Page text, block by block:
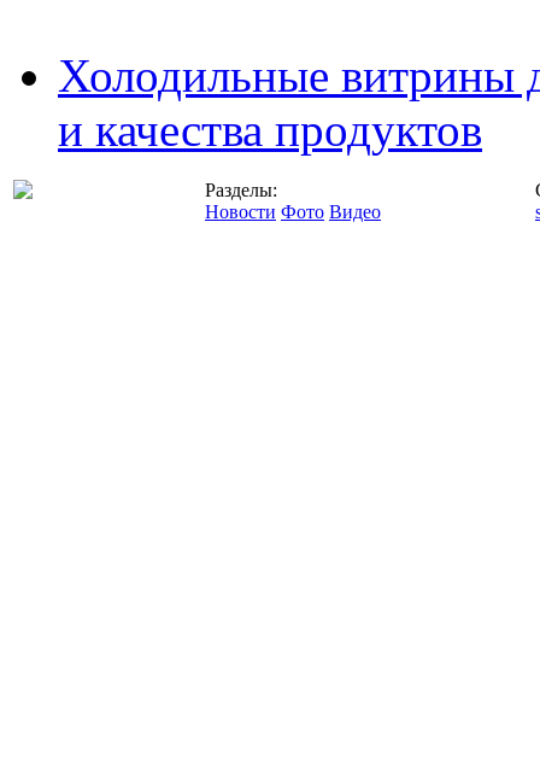
Холодильные витрины
и качества продуктов
Разделы:
Новости Фото Видео